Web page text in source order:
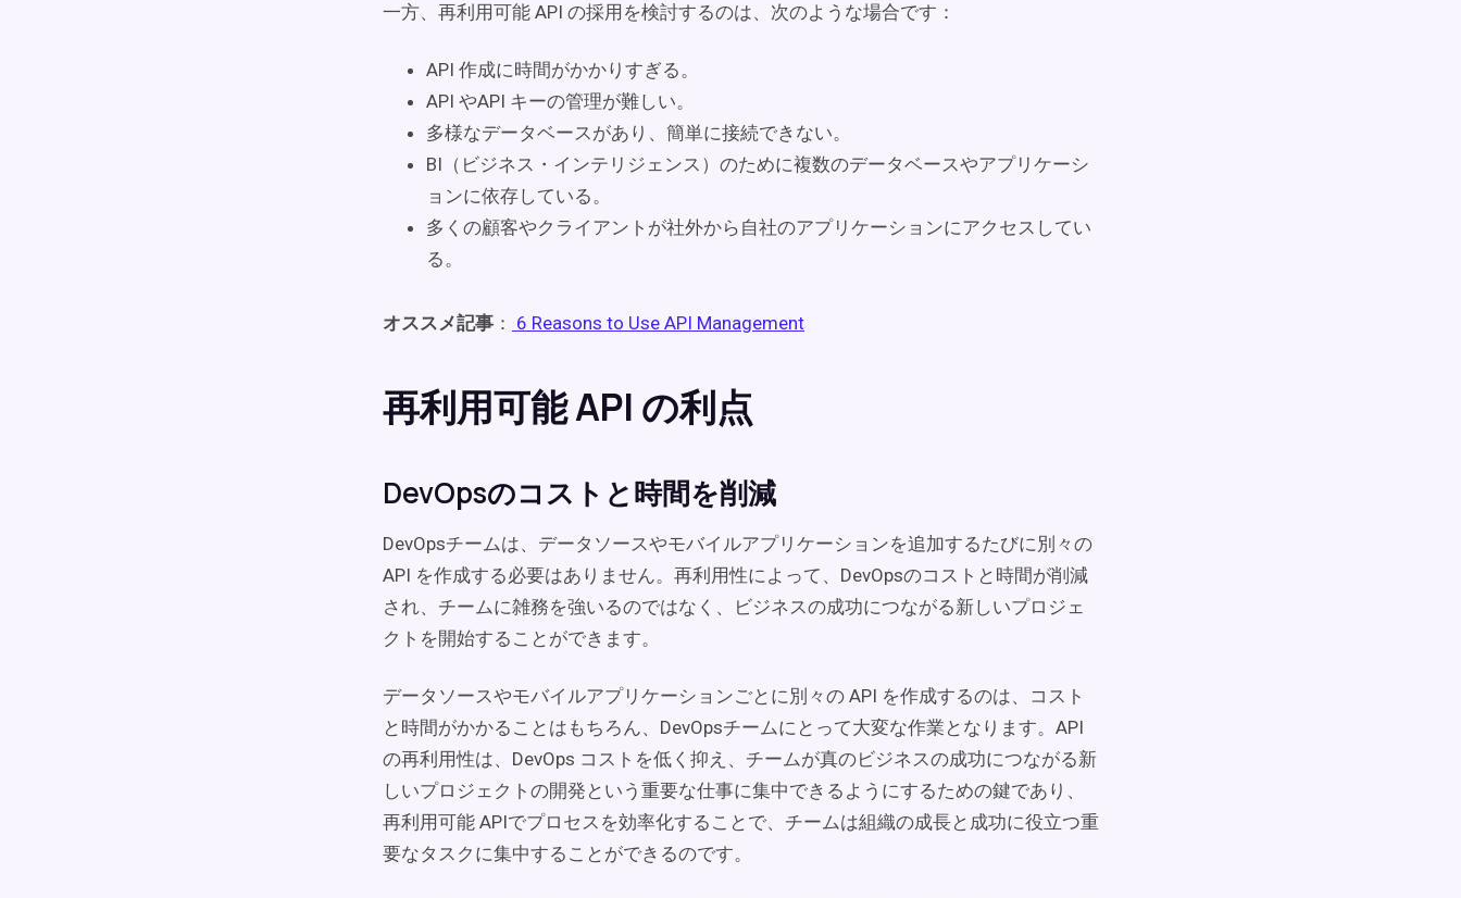
一方、再利用可能 API の採用を検討するのは、次のような場合です：
API 作成に時間がかかりすぎる。
API やAPI キーの管理が難しい。
多様なデータベースがあり、簡単に接続できない。
BI（ビジネス・インテリジェンス）のために複数のデータベースやアプリケーシ
ョンに依存している。
多くの顧客やクライアントが社外から自社のアプリケーションにアクセスしてい
る。
オススメ記事 ： 6 Reasons to Use API Management
再利用可能 API の利点
DevOpsのコストと時間を削減
DevOpsチームは、データソースやモバイルアプリケーションを追加するたびに別々の
API を作成する必要はありません。再利用性によって、DevOpsのコストと時間が削減
され、チームに雑務を強いるのではなく、ビジネスの成功につながる新しいプロジェ
クトを開始することができます。
データソースやモバイルアプリケーションごとに別々の API を作成するのは、コスト
と時間がかかることはもちろん、DevOpsチームにとって大変な作業となります。API
の再利用性は、DevOps コストを低く抑え、チームが真のビジネスの成功につながる新
しいプロジェクトの開発という重要な仕事に集中できるようにするための鍵であり、
再利用可能 APIでプロセスを効率化することで、チームは組織の成長と成功に役立つ重
要なタスクに集中することができるのです。